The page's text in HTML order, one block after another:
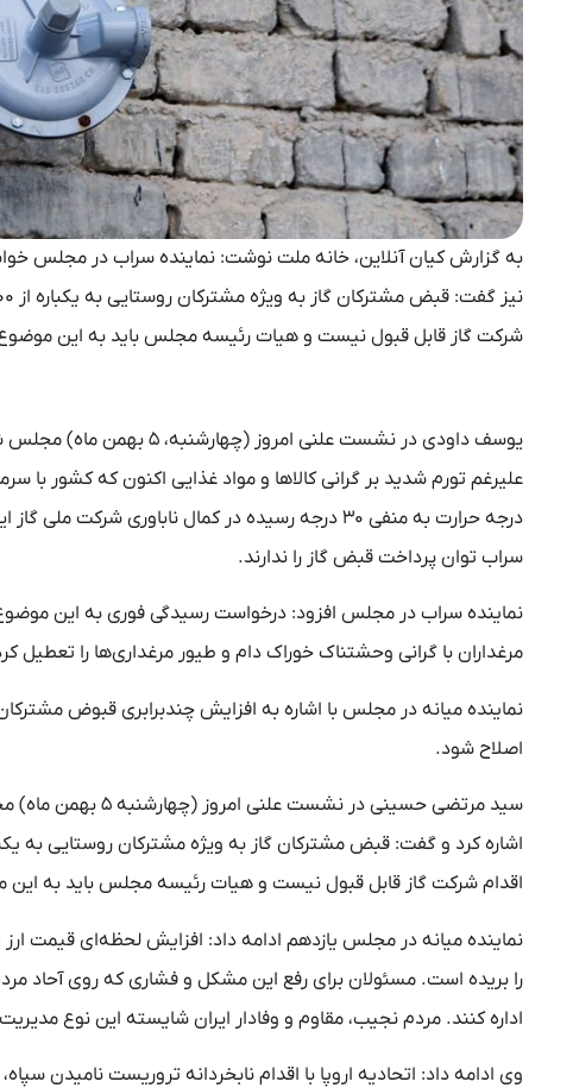
به گزارش کیان آنلاین، خانه ملت نوشت: نماینده سراب در مجلس
شرکت گاز قابل قبول نیست و هیات رئیسه مجلس باید به این موضوع
یوسف داودی در نشست علنی
علیرغم تورم شدید بر گرانی کالاها و مواد غذایی اکنون که کشور با
درجه حرارت به منفی ۳۰ درجه رسیده در کمال
سراب توان پرداخت قبض گاز را ندارند.
نماینده سراب در مجلس افزود: درخواست رسیدگی فوری به این
مرغداران با گرانی وحشتناک خوراک دام و طیور مرغداری‌ها را تعطیل
نماینده میانه در مجلس با اشاره به افزایش چندبرابری قبوض
اصلاح شود.
سید مرتضی حسینی
اقدام شرکت گاز قابل قبول نیست و هیات رئیسه مجلس باید به این
نماینده میانه در مجلس یازدهم ادامه داد: افزایش لحظه‌ای قیمت
را بریده است. مسئولان برای رفع این مشکل و فشاری که روی آحاد
اداره کنند. مردم نجیب، مقاوم و وفادار ایران شایسته این نوع
وی ادامه داد: اتحادیه اروپا با اقدام نابخردانه تروریست نامیدن